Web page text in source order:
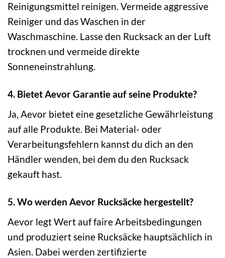
Reinigungsmittel reinigen. Vermeide aggressive
Reiniger und das Waschen in der
Waschmaschine. Lasse den Rucksack an der Luft
trocknen und vermeide direkte
Sonneneinstrahlung.
4. Bietet Aevor Garantie auf seine Produkte?
Ja, Aevor bietet eine gesetzliche Gewährleistung
auf alle Produkte. Bei Material- oder
Verarbeitungsfehlern kannst du dich an den
Händler wenden, bei dem du den Rucksack
gekauft hast.
5. Wo werden Aevor Rucksäcke hergestellt?
Aevor legt Wert auf faire Arbeitsbedingungen
und produziert seine Rucksäcke hauptsächlich in
Asien. Dabei werden zertifizierte